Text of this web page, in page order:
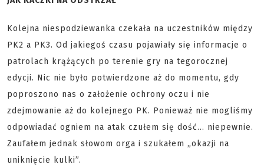
Kolejna niespodziewanka czekała na uczestników między
PK2 a PK3. Od jakiegoś czasu pojawiały się informacje o
patrolach krążących po terenie gry na tegorocznej
edycji. Nic nie było potwierdzone aż do momentu, gdy
poproszono nas o założenie ochrony oczu i nie
zdejmowanie aż do kolejnego PK. Ponieważ nie mogliśmy
odpowiadać ogniem na atak czułem się dość… niepewnie.
Zaufałem jednak słowom orga i szukałem „okazji na
uniknięcie kulki”.